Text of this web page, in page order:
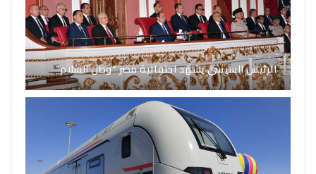
الرئيس السيسي يشهد احتفالية مصر “وطن السلام”